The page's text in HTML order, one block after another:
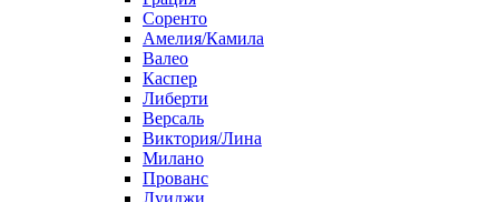
Соренто
Амелия/Камила
Валео
Каспер
Либерти
Версаль
Виктория/Лина
Милано
Прованс
Луиджи